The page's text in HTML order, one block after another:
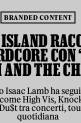
BRANDED CONTENT
CON
THE
Isaac Lamb ha
High Vis,
tra concerti,
quotidiana